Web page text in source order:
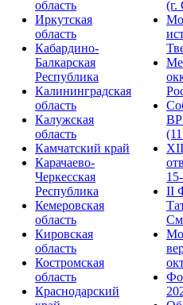
область
Иркутская
область
Кабардино-
Балкарская
Республика
Калининградская
область
Калужская
область
Камчатский край
Карачаево-
Черкесская
Республика
Кемеровская
область
Кировская
область
Костромская
область
Краснодарский
(г.
II